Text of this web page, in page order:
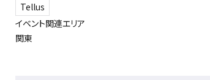
Tellus
イベント関連エリア
関東